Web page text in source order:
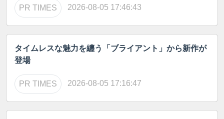
PR TIMES 2026-08-05 17:46:43
タイムレスな魅力を纏う「ブライアント」から新作が
登場
PR TIMES 2026-08-05 17:16:47